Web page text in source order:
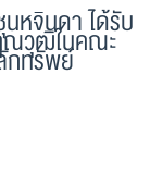
หจินดา ได้รับ
ณวุฒิในคณะ
กทรัพย์